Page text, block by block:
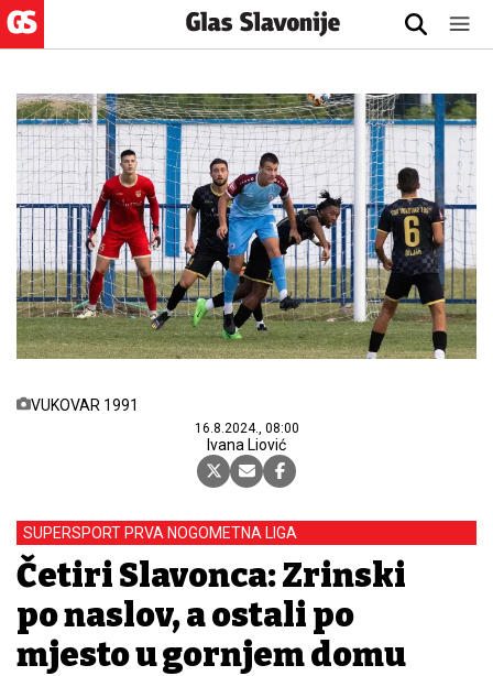
VUKOVAR 1991
16.8.2024., 08:00
Ivana Liović
SUPERSPORT PRVA NOGOMETNA LIGA
Četiri Slavonca: Zrinski
po naslov, a ostali po
mjesto u gornjem domu